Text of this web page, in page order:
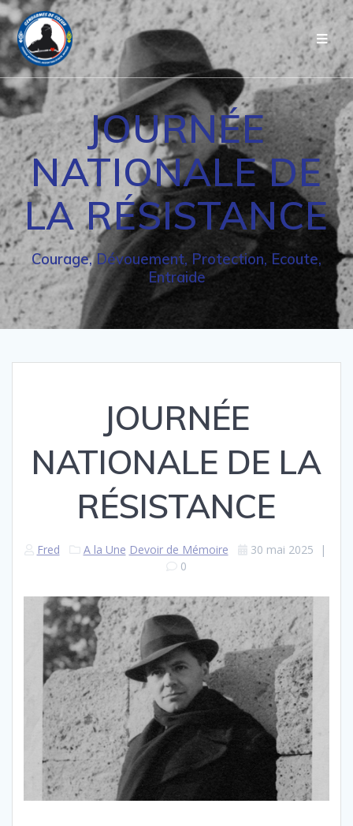
Passer
au
contenu
JOURNÉE
NATIONALE DE
LA RÉSISTANCE
Courage, Dévouement, Protection, Ecoute,
Entraide
JOURNÉE
NATIONALE DE LA
RÉSISTANCE
Fred A la Une Devoir de Mémoire 30 mai 2025 |
0